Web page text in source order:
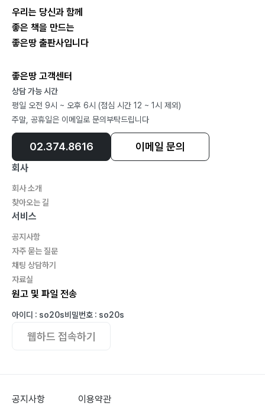
우리는 당신과 함께
좋은 책을 만드는
좋은땅 출판사입니다
좋은땅 고객센터
상담 가능 시간
평일 오전 9시 ~ 오후 6시 (점심 시간 12 ~ 1시 제외)
주말, 공휴일은 이메일로 문의부탁드립니다
02.374.8616 이메일 문의
회사
회사 소개
찾아오는 길
서비스
공지사항
자주 묻는 질문
채팅 상담하기
자료실
원고 및 파일 전송
아이디 : so20s비밀번호 : so20s
웹하드 접속하기
공지사항 이용약관